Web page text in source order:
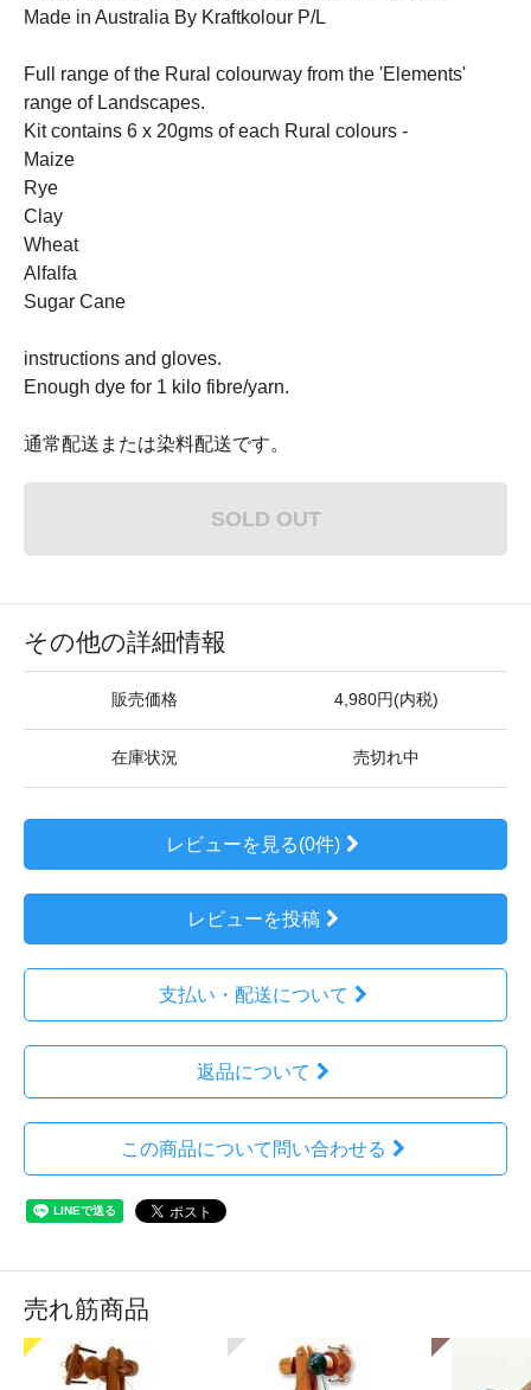
Made in Australia By Kraftkolour P/L
Full range of the Rural colourway from the 'Elements'
range of Landscapes.
Kit contains 6 x 20gms of each Rural colours -
Maize
Rye
Clay
Wheat
Alfalfa
Sugar Cane
instructions and gloves.
Enough dye for 1 kilo fibre/yarn.
通常配送または染料配送です。
SOLD OUT
その他の詳細情報
販売価格 4,980円(内税)
在庫状況 売切れ中
レビューを見る(0件)
レビューを投稿
支払い・配送について
返品について
この商品について問い合わせる
売れ筋商品